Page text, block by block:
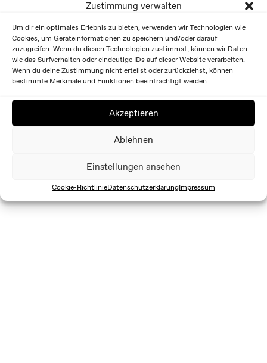
Zustimmung verwalten
Um dir ein optimales Erlebnis zu bieten, verwenden wir Technologien wie
Cookies, um Geräteinformationen zu speichern und/oder darauf
zuzugreifen. Wenn du diesen Technologien zustimmst, können wir Daten
wie das Surfverhalten oder eindeutige IDs auf dieser Website verarbeiten.
Wenn du deine Zustimmung nicht erteilst oder zurückziehst, können
bestimmte Merkmale und Funktionen beeinträchtigt werden.
Akzeptieren
Ablehnen
Einstellungen ansehen
Cookie-RichtlinieDatenschutzerklärungImpressum